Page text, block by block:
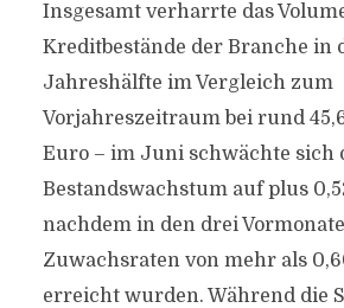
Insgesamt verharrte das
Kreditbestände der Branche in
Jahreshälfte im Vergleich zum
Vorjahreszeitraum bei rund
Euro – im Juni schwächte sich
Bestandswachstum auf plus
nachdem in den drei
Zuwachsraten von mehr als
erreicht wurden. Während die